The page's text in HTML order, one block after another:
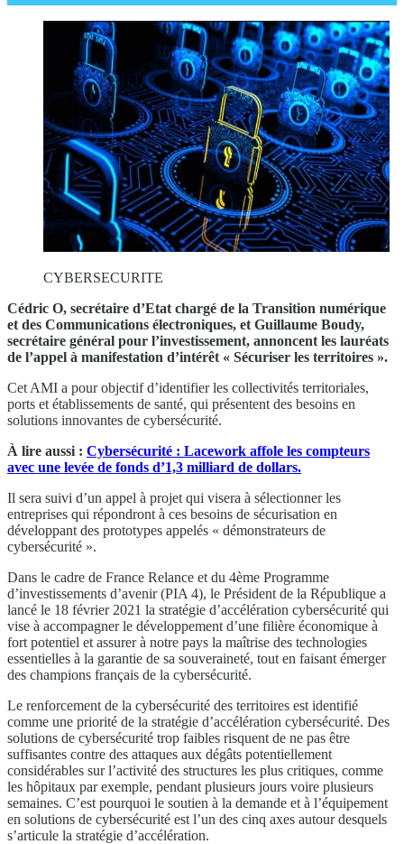
CYBERSECURITE
Cédric O, secrétaire d’Etat chargé de la Transition numérique
et des Communications électroniques, et Guillaume Boudy,
secrétaire général pour l’investissement, annoncent les lauréats
de l’appel à manifestation d’intérêt « Sécuriser les territoires ».
Cet AMI a pour objectif d’identifier les collectivités territoriales,
ports et établissements de santé, qui présentent des besoins en
solutions innovantes de cybersécurité.
À lire aussi : Cybersécurité : Lacework affole les compteurs
avec une levée de fonds d’1,3 milliard de dollars.
Il sera suivi d’un appel à projet qui visera à sélectionner les
entreprises qui répondront à ces besoins de sécurisation en
développant des prototypes appelés « démonstrateurs de
cybersécurité ».
Dans le cadre de France Relance et du 4ème Programme
d’investissements d’avenir (PIA 4), le Président de la République a
lancé le 18 février 2021 la stratégie d’accélération cybersécurité qui
vise à accompagner le développement d’une filière économique à
fort potentiel et assurer à notre pays la maîtrise des technologies
essentielles à la garantie de sa souveraineté, tout en faisant émerger
des champions français de la cybersécurité.
Le renforcement de la cybersécurité des territoires est identifié
comme une priorité de la stratégie d’accélération cybersécurité. Des
solutions de cybersécurité trop faibles risquent de ne pas être
suffisantes contre des attaques aux dégâts potentiellement
considérables sur l’activité des structures les plus critiques, comme
les hôpitaux par exemple, pendant plusieurs jours voire plusieurs
semaines. C’est pourquoi le soutien à la demande et à l’équipement
en solutions de cybersécurité est l’un des cinq axes autour desquels
s’articule la stratégie d’accélération.